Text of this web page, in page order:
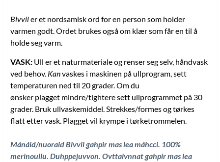
Bivviler et nordsamisk ord for en person som holder
varmen godt. Ordet brukes også om klær som får en til å
holde seg varm.
VASK: Ull er et naturmateriale og renser seg selv, håndvask
ved behov. Kanvaskes i maskinen på ullprogram, sett
temperaturen ned til 20 grader. Om du
ønsker plagget mindre/tightere sett ullprogrammet på 30
grader. Bruk ullvaskemiddel. Strekkes/formes og tørkes
flatt etter vask. Plagget vil krympe i tørketrommelen.
Mánáid/nuoraid Bivvil gahpir mas lea máhcci. 100%
merinoullu. Duhppejuvvon. Ovttaivnnat gahpir mas lea